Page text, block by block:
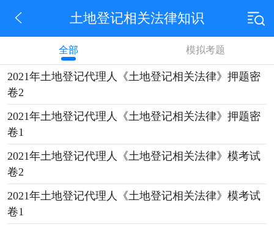
土地登记相关法律知识
全部 模拟考题
2021年土地登记代理人《土地登记相关法律》押题密
卷2
2021年土地登记代理人《土地登记相关法律》押题密
卷1
2021年土地登记代理人《土地登记相关法律》模考试
卷2
2021年土地登记代理人《土地登记相关法律》模考试
卷1